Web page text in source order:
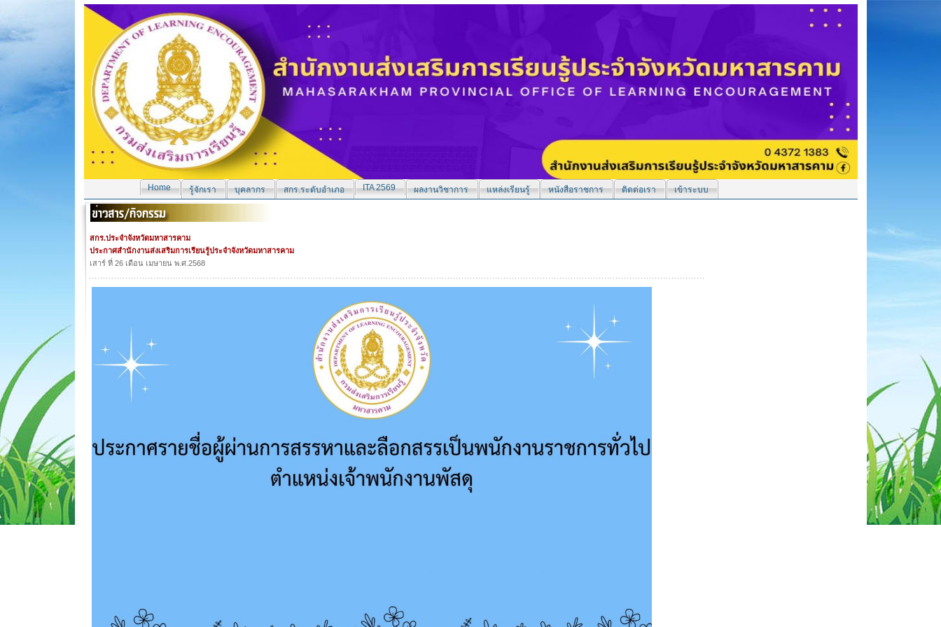
Home รู้จักเรา บุคลากร สกร.ระดับอำเภอ ITA 2569 ผลงานวิชาการ แหล่งเรียนรู้ หนังสือราชการ ติดต่อเรา เข้าระบบ
สกร.ประจำจังหวัดมหาสารคาม
ประกาศสำนักงานส่งเสริมการเรียนรู้ประจำจังหวัดมหาสารคาม
เสาร์ ที่ 26 เดือน เมษายน พ.ศ.2568